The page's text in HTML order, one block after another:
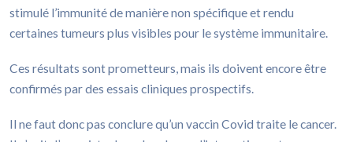
stimulé l’immunité de manière non spécifique et rendu
certaines tumeurs plus visibles pour le système immunitaire.
Ces résultats sont prometteurs, mais ils doivent encore être
confirmés par des essais cliniques prospectifs.
Il ne faut donc pas conclure qu’un vaccin Covid traite le cancer.